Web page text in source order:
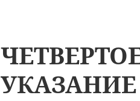
УКАЗАНИЕ